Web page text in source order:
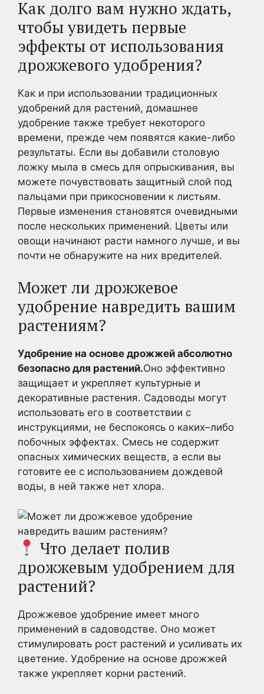
Как долго вам нужно ждать,
чтобы увидеть первые
эффекты от использования
дрожжевого удобрения?
Как и при использовании традиционных
удобрений для растений, домашнее
удобрение также требует некоторого
времени, прежде чем появятся какие-либо
результаты. Если вы добавили столовую
ложку мыла в смесь для опрыскивания, вы
можете почувствовать защитный слой под
пальцами при прикосновении к листьям.
Первые изменения становятся очевидными
после нескольких применений. Цветы или
овощи начинают расти намного лучше, и вы
почти не обнаружите на них вредителей.
Может ли дрожжевое
удобрение навредить вашим
растениям?
Удобрение на основе дрожжей абсолютно
безопасно для растений.Оно эффективно
защищает и укрепляет культурные и
декоративные растения. Садоводы могут
использовать его в соответствии с
инструкциями, не беспокоясь о каких–либо
побочных эффектах. Смесь не содержит
опасных химических веществ, а если вы
готовите ее с использованием дождевой
воды, в ней также нет хлора.
Что делает полив
дрожжевым удобрением для
растений?
Дрожжевое удобрение имеет много
применений в садоводстве. Оно может
стимулировать рост растений и усиливать их
цветение. Удобрение на основе дрожжей
также укрепляет корни растений.